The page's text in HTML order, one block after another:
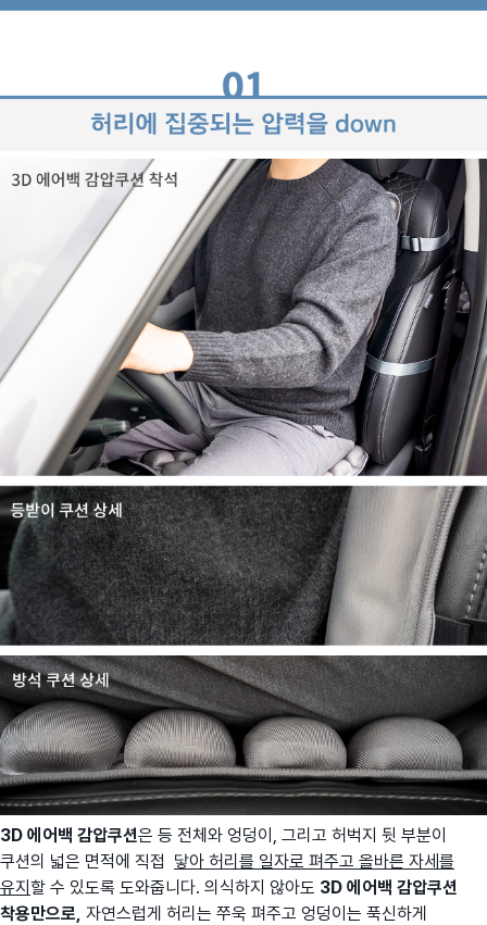
3D 에어백 감압쿠션은 등 전체와 엉덩이, 그리고 허벅지 뒷 부분이
쿠션의 넓은 면적에 직접 닿아 허리를 일자로 펴주고 올바른 자세를
유지할 수 있도록 도와줍니다. 의식하지 않아도 3D 에어백 감압쿠션
착용만으로, 자연스럽게 허리는 쭈욱 펴주고 엉덩이는 푹신하게